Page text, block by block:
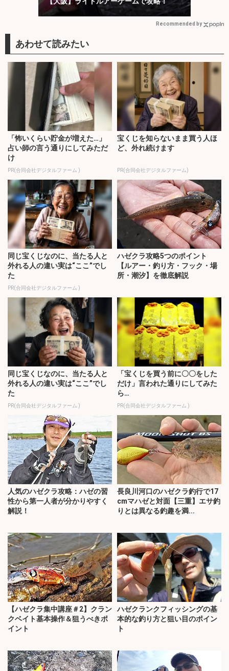
Recommended by
「怖いくらい貯金が増えた…」
占い師の言う通りにしてみただ
け
PR(合同会社デジタルファーム )
宝くじを知らないまま買う人ほ
ど、外れ続けます
PR(合同会社デジタルファーム)
同じ宝くじなのに、当たる人と
外れる人の違い実は“ここ”でし
た
PR(合同会社デジタルファーム )
ハゼクラ攻略5つのポイント
【ルアー・釣り方・フック・場
所・潮汐】を徹底解説
同じ宝くじなのに、当たる人と
外れる人の違い実は“ここ”でし
た
PR(合同会社デジタルファーム )
「宝くじを買う前に〇〇をした
だけ」言われた通りにしてみた
ら…
PR(合同会社デジタルファーム )
人気のハゼクラ攻略：ハゼの習
性から第一人者が分かりやすく
解説！
長良川河口のハゼクラ釣行で17
cmマハゼと対面【三重】エサ釣
りとは異なる釣趣を満...
【ハゼクラ集中講座＃2】クラン
クベイト基本操作＆狙うべきポ
イント
ハゼクランクフィッシングの基
本的な釣り方と狙い目のポイン
ト